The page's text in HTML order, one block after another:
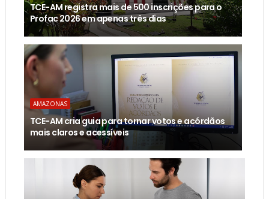
TCE-AM registra mais de 500 inscrições para o
Profac 2026 em apenas três dias
AMAZONAS
TCE-AM cria guia para tornar votos e acórdãos
mais claros e acessíveis